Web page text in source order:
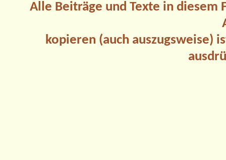
Alle Beiträge und Texte in
kopieren (auch auszugsweise)